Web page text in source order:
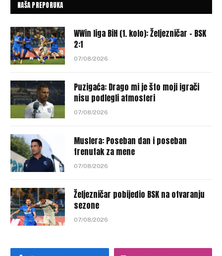
NAŠA PREPORUKA
WWin liga BiH (1. kolo): Željezničar – BSK
2:1
07/08/2026
Puzigaća: Drago mi je što moji igrači
nisu podlegli atmosferi
07/08/2026
Muslera: Poseban dan i poseban
trenutak za mene
07/08/2026
Željezničar pobijedio BSK na otvaranju
sezone
07/08/2026